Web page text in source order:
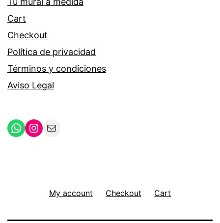
Cart
Checkout
Política de privacidad
Términos y condiciones
Aviso Legal
WhatsApp
Instagram
Mail
My account Checkout Cart